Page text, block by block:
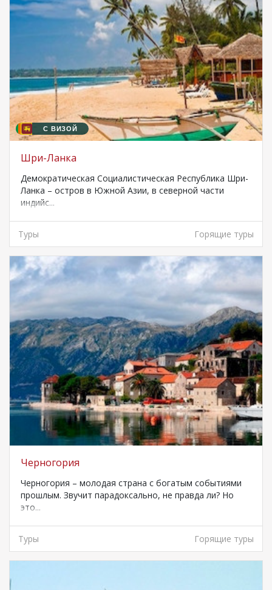
С ВИЗОЙ
Шри-Ланка
Демократическая Социалистическая Республика Шри-
Ланка – остров в Южной Азии, в северной части
индийс...
Туры Горящие туры
Черногория
Черногория – молодая страна с богатым событиями
прошлым. Звучит парадоксально, не правда ли? Но
это...
Туры Горящие туры